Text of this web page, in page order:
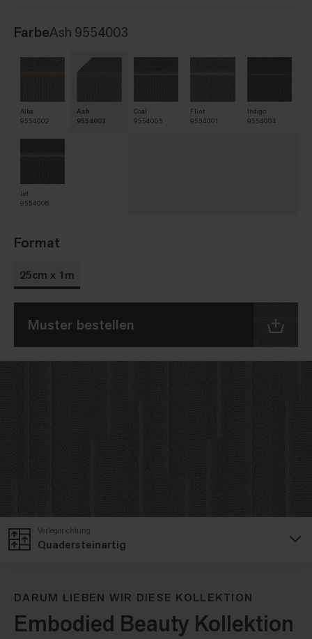
Quadersteinartig
Verlegerichtung
FarbeAsh 9554003
Alba
9554002
Ash
9554003
Coal
9554005
Flint
9554001
Indigo
9554004
Jet
9554006
Format
25cm x 1m
Muster bestellen
DARUM LIEBEN WIR DIESE KOLLEKTION
Embodied Beauty Kollektion